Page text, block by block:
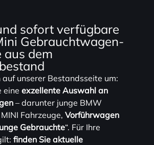
sofort verfügbare
Gebrauchtwagen-
aus dem
auf unserer Bestandsseite um:
eineexzellente Auswahl an
– darunter junge BMW
Fahrzeuge,Vorführwagen
Gebrauchte“. Für Ihre
finden Sie aktuelle